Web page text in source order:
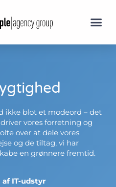
ikke blot et modeord – det
vores forretning og
over at dele vores
og de tiltag, vi har
en grønnere fremtid.
af IT-udstyr